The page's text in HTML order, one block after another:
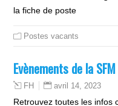
la fiche de poste
Postes vacants
Evènements de la SFM
FH avril 14, 2023
Retrouvez toutes les infos